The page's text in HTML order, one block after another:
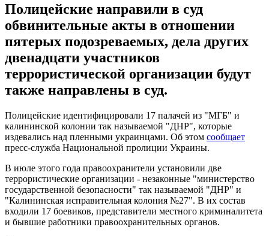
Полицейские направили в суд
обвинительные акты в отношении
пятерых подозреваемых, дела других
двенадцати участников
террористической организации будут
также направлены в суд.
Полицейские идентифицировали 17 палачей из "МГБ" и
калининской колонии так называемой "ДНР", которые
издевались над пленными украинцами. Об этом сообщает
пресс-служба Национальной пролиции Украины.
В июле этого года правоохранители установили две
террористические организации - незаконные "министерство
государственной безопасности" так называемой "ДНР" и
"Калининская исправительная колония №27". В их состав
входили 17 боевиков, представители местного криминалитета
и бывшие работники правоохранительных органов.